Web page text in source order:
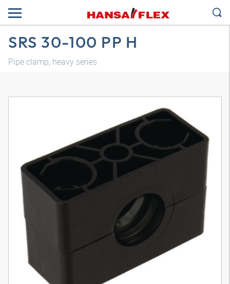
SRS 30-100 PP H
Pipe clamp, heavy series